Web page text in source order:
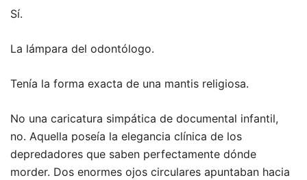
Sí.
La lámpara del odontólogo.
Tenía la forma exacta de una mantis religiosa.
No una caricatura simpática de documental infantil,
no. Aquella poseía la elegancia clínica de los
depredadores que saben perfectamente dónde
morder. Dos enormes ojos circulares apuntaban hacia